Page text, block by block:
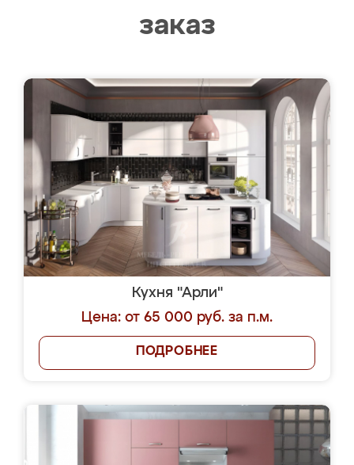
заказ
Кухня "Арли"
Цена: от 65 000 руб. за п.м.
ПОДРОБНЕЕ